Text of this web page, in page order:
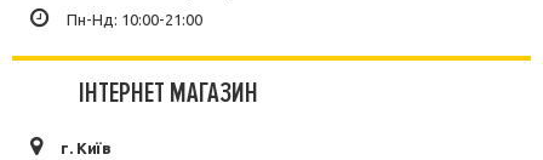
Пн-Нд: 10:00-21:00
ІНТЕРНЕТ МАГАЗИН
г. Київ